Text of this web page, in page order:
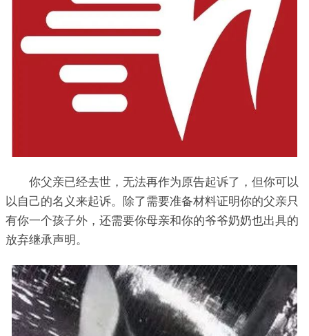
你父亲已经去世，无法再作为原告起诉了，但你可以
以自己的名义来起诉。除了需要准备材料证明你的父亲只
有你一个孩子外，还需要你母亲和你的爷爷奶奶也出具的
放弃继承声明。